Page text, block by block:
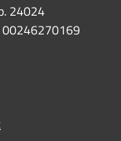
24024